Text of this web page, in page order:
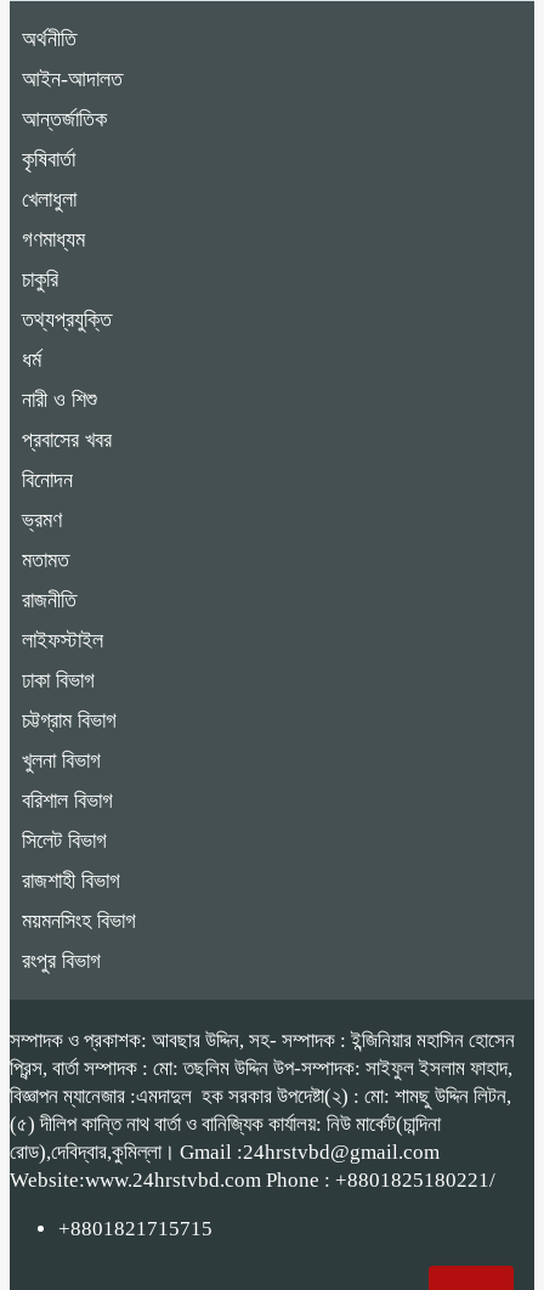
অর্থনীতি
আইন-আদালত
আন্তর্জাতিক
কৃষিবার্তা
খেলাধুলা
গণমাধ্যম
চাকুরি
তথ্যপ্রযুক্তি
ধর্ম
নারী ও শিশু
প্রবাসের খবর
বিনোদন
ভ্রমণ
মতামত
রাজনীতি
লাইফস্টাইল
ঢাকা বিভাগ
চট্টগ্রাম বিভাগ
খুলনা বিভাগ
বরিশাল বিভাগ
সিলেট বিভাগ
রাজশাহী বিভাগ
ময়মনসিংহ বিভাগ
রংপুর বিভাগ
সম্পাদক ও প্রকাশক: আবছার উদ্দিন, সহ- সম্পাদক : ইন্জিনিয়ার মহাসিন হোসেন
প্রিন্স, বার্তা সম্পাদক : মো: তছলিম উদ্দিন উপ-সম্পাদক: সাইফুল ইসলাম ফাহাদ,
বিজ্ঞাপন ম্যানেজার :এমদাদুল হক সরকার উপদেষ্টা(২) : মো: শামছু উদ্দিন লিটন,
(৫) দীলিপ কান্তি নাথ বার্তা ও বানিজ্যিক কার্যালয়: নিউ মার্কেট(চান্দিনা
রোড),দেবিদ্বার,কুমিল্লা। Gmail :24hrstvbd@gmail.com
Website:www.24hrstvbd.com Phone : +8801825180221/
+8801821715715